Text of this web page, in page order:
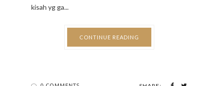
sebuah kisah yg menurut kalian itu adalah sebuah
CONTINUE READING